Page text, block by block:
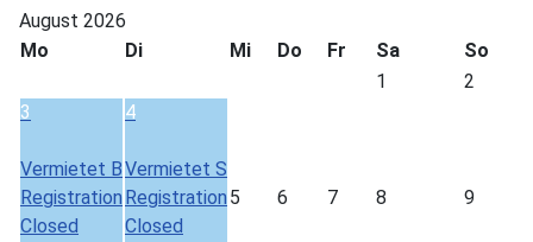
August 2026
Mo
Di Mi Do Fr Sa
So
1
2
3
Vermietet B
Registration
Closed
4
Vermietet S
Registration
Closed
5 6 7 8 9